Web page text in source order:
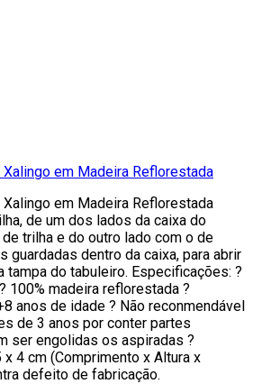
em Madeira Reflorestada
em Madeira Reflorestada
de um dos lados da caixa do
trilha e do outro lado com o de
guardadas dentro da caixa, para abrir
tampa do tabuleiro. Especificações: ?
100% madeira reflorestada ?
anos de idade ? Não reconmendável
de 3 anos por conter partes
ser engolidas os aspiradas ?
x 4 cm (Comprimento x Altura x
defeito de fabricação.